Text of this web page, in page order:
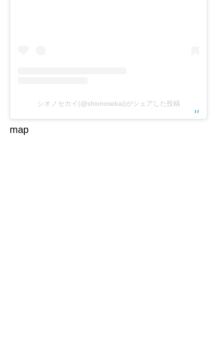
シオノセカイ(@shionosekai)がシェアした投稿
map